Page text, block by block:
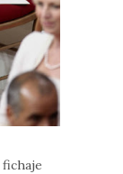
fichaje